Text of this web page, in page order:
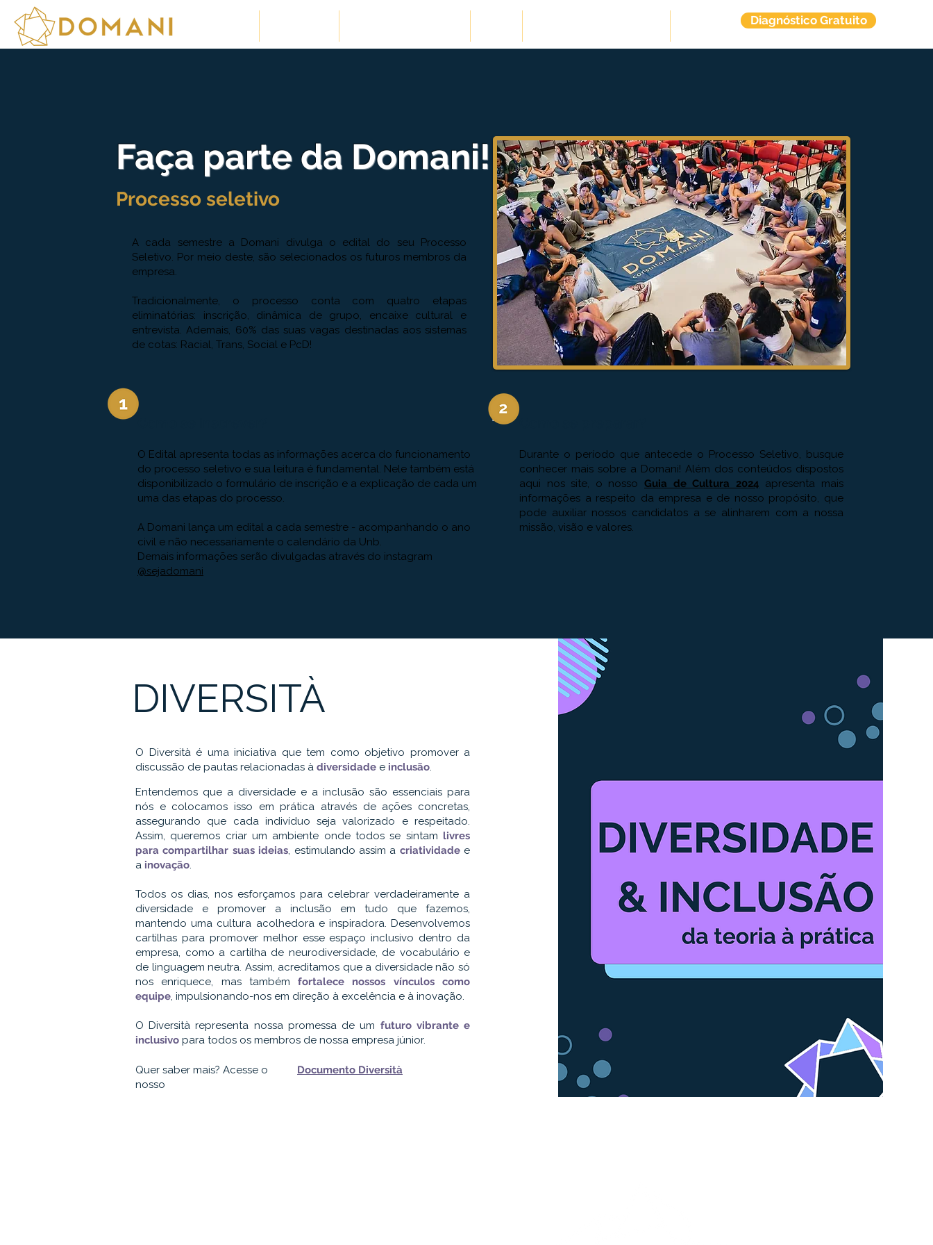
Diagnóstico Gratuito
Faça parte da Domani!
A cada semestre a Domani divulga o edital do seu Processo
Seletivo. Por meio deste, são selecionados os futuros membros da
empresa.
Tradicionalmente, o processo conta com quatro etapas
eliminatórias: inscrição, dinâmica de grupo, encaixe cultural e
entrevista. Ademais, 60% das suas vagas destinadas aos sistemas
de cotas: Racial, Trans, Social e PcD!
Processo seletivo
O Edital apresenta todas as informações acerca do funcionamento
do processo seletivo e sua leitura é fundamental. Nele também está
disponibilizado o formulário de inscrição e a explicação de cada um
uma das etapas do processo.
A Domani lança um edital a cada semestre - acompanhando o ano
civil e não necessariamente o calendário da Unb.
Demais informações serão divulgadas através do instagram
@sejadomani
Durante o período que antecede o Processo Seletivo, busque
conhecer mais sobre a Domani! Além dos conteúdos dispostos
aqui nos site, o nosso Guia de Cultura 2024 apresenta mais
informações a respeito da empresa e de nosso propósito, que
pode auxiliar nossos candidatos a se alinharem com a nossa
missão, visão e valores.
DIVERSITÀ
O Diversità é uma iniciativa que tem como objetivo promover a
discussão de pautas relacionadas à diversidade e inclusão.
Entendemos que a diversidade e a inclusão são essenciais para
nós e colocamos isso em prática através de ações concretas,
assegurando que cada indivíduo seja valorizado e respeitado.
Assim, queremos criar um ambiente onde todos se sintam livres
para compartilhar suas ideias, estimulando assim a criatividadee
a inovação.
Todos os dias, nos esforçamos para celebrar verdadeiramente a
diversidade e promover a inclusão em tudo que fazemos,
mantendo uma cultura acolhedora e inspiradora. Desenvolvemos
cartilhas para promover melhor esse espaço inclusivo dentro da
empresa, como a cartilha de neurodiversidade, de vocabulário e
de linguagem neutra. Assim, acreditamos que a diversidade não só
nos enriquece, mas tambémfortalece nossos vínculos como
equipe, impulsionando-nos em direção à excelência e à inovação.
O Diversità representa nossa promessa de um futuro vibrante e
inclusivo para todos os membros de nossa empresa júnior.
Quer saber mais? Acesse o
nosso
Documento Diversità